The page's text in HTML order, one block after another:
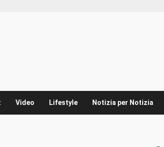
Video Lifestyle Notizia per Notizia